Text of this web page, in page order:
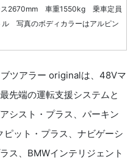
2670mm 車重1550kg 乗車定員
写真のボディカラーはアルピン
ツアラー originalは、48Vマ
先端の運転支援システムと
シスト・プラス、パーキン
ット・プラス、ナビゲーシ
ス、BMWインテリジェント